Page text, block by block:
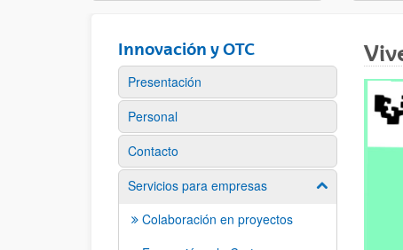
Innovación y OTC
Presentación
Personal
Contacto
Servicios para empresas
Mostrar/ocultar
Colaboración en proyectos